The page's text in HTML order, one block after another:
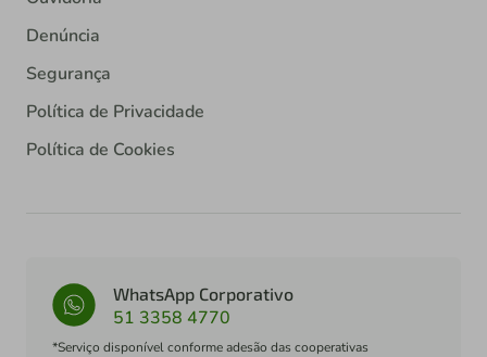
Denúncia
Segurança
Política de Privacidade
Política de Cookies
WhatsApp Corporativo
51 3358 4770
*Serviço disponível conforme adesão das cooperativas